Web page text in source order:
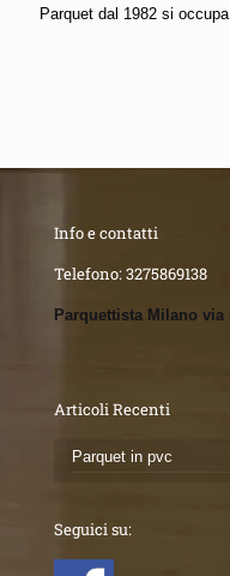
Parquet dal 1982 si
Info e contatti
Telefono:3275869138
Parquettista Milano
Articoli Recenti
Parquet in pvc
Seguici su: